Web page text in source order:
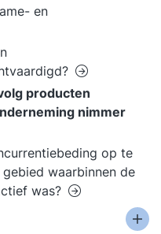
en
producten
nimmer
op te
waarbinnen de
was?